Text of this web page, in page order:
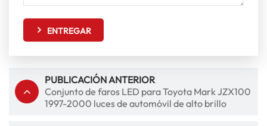
ENTREGAR
PUBLICACIÓN ANTERIOR
Conjunto de faros LED para Toyota Mark JZX100
1997-2000 luces de automóvil de alto brillo